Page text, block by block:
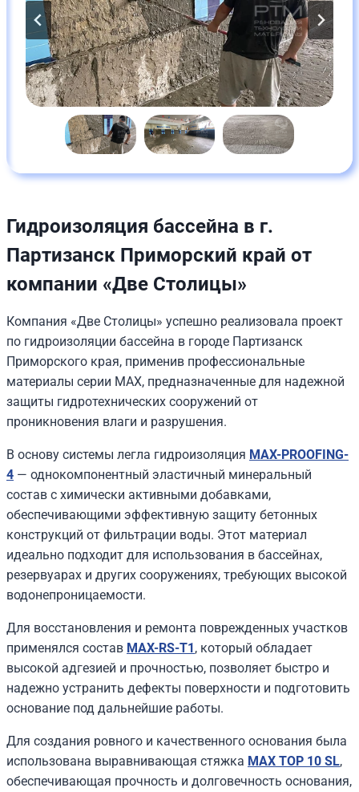
Гидроизоляция бассейна в г.
Партизанск Приморский край от
компании «Две Столицы»
Компания «Две Столицы» успешно реализовала проект
по гидроизоляции бассейна в городе Партизанск
Приморского края, применив профессиональные
материалы серии MAX, предназначенные для надежной
защиты гидротехнических сооружений от
проникновения влаги и разрушения.
В основу системы легла гидроизоляция MAX-PROOFING-
4 — однокомпонентный эластичный минеральный
состав с химически активными добавками,
обеспечивающими эффективную защиту бетонных
конструкций от фильтрации воды. Этот материал
идеально подходит для использования в бассейнах,
резервуарах и других сооружениях, требующих высокой
водонепроницаемости.
Для восстановления и ремонта поврежденных участков
применялся состав MAX-RS-T1 , который обладает
высокой адгезией и прочностью, позволяет быстро и
надежно устранить дефекты поверхности и подготовить
основание под дальнейшие работы.
Для создания ровного и качественного основания была
использована выравнивающая стяжка MAX TOP 10 SL,
обеспечивающая прочность и долговечность основания,